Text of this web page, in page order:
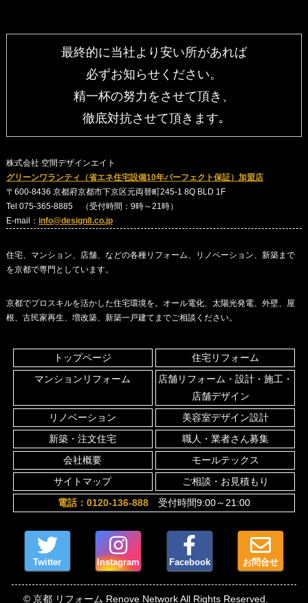
最終的に当社より安い所があれば
必ずお知らせください。
精一杯の努力をさせて頂き、
徹底対抗させて頂きます｡
株式会社 空間デザインエイト
グリーンワランティ（省エネ住宅設備10年パーフェクト保証）加盟店
〒600-8436 京都府京都市下京区元両替町245-1 8Q BLD 1F
Tel 075-365-8885 （受付時間：9時～21時）
E-mail： info@design8.co.jp
住宅、マンション、店舗、などの各種リフォーム、リノベーション、新築まで
を京都で専門としています。
京都でプロスキルを活かした住宅環境を。オール電化、太陽光発電、外壁、屋
根、古民家再生、増改築、新築一戸建てまでご相談ください。
トップページ
住宅リフォーム
マンションリフォーム
店舗リフォーム・設計・施工・
店舗デザイン
リノベーション
美容室デザイン設計
新築・注文住宅
職人・業者さん募集
会社概要
モールテックス
サイトマップ
ご相談・お見積もり
電話：0120-136-888受付時間9:00～21:00
Twitter Instagram Facebook お問合せ
© 京都 リフォーム Renove Network All Rights Reserved.